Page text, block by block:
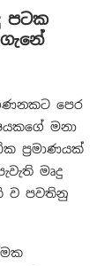
පටක
පෙර
මනා
ප්‍රමාණයක්
මෘදු
ව පවතිනු